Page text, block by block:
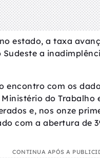
estado, a taxa
Sudeste a
encontro com os
do Trabalho
e, nos onze
com a abertura de
CONTINUA APÓS A